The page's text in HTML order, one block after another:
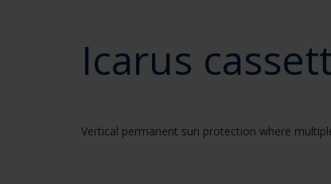
Icarus
Vertical permanent sun protection where